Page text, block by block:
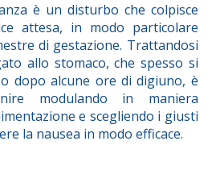
è un disturbo che colpisce
attesa, in modo particolare
di gestazione. Trattandosi
allo stomaco, che spesso si
dopo alcune ore di digiuno, è
modulando in maniera
e scegliendo i giusti
la nausea in modo efficace.